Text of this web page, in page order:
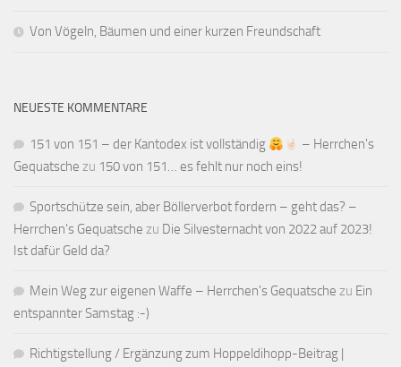
Von Vögeln, Bäumen und einer kurzen Freundschaft
NEUESTE KOMMENTARE
151 von 151 – der Kantodex ist vollständig
– Herrchen's
Gequatsche zu 150 von 151… es fehlt nur noch eins!
Sportschütze sein, aber Böllerverbot fordern – geht das? –
Herrchen's Gequatsche zu Die Silvesternacht von 2022 auf 2023!
Ist dafür Geld da?
Mein Weg zur eigenen Waffe – Herrchen's Gequatsche zu Ein
entspannter Samstag :-)
Richtigstellung / Ergänzung zum Hoppeldihopp-Beitrag |